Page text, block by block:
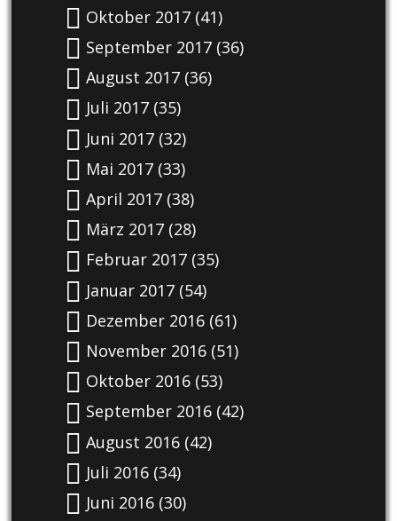
Oktober 2017(41)
September 2017(36)
August 2017(36)
Juli 2017(35)
Juni 2017(32)
Mai 2017(33)
April 2017(38)
März 2017(28)
Februar 2017(35)
Januar 2017(54)
Dezember 2016(61)
November 2016(51)
Oktober 2016(53)
September 2016(42)
August 2016(42)
Juli 2016(34)
Juni 2016(30)